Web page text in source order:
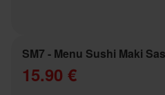
SM7 - Menu Sushi Maki
15.90 €